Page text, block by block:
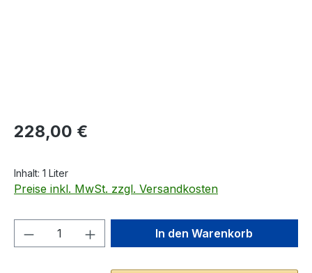
Regulärer Preis:
228,00 €
Inhalt: 1 Liter
Preise inkl. MwSt. zzgl. Versandkosten
Produkt Anzahl: Gib denIn den Warenkorb